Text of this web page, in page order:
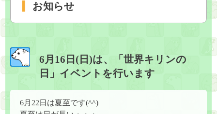
お知らせ
6月16日(日)は、「世界キリンの
日」イベントを行います
6月22日は夏至です(^^)